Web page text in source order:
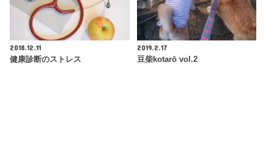
2018.12.11
健康診断のストレス
2019.2.17
豆柴kotarō vol.2